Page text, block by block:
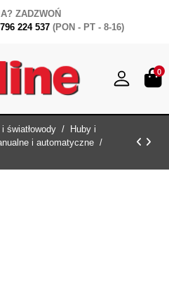
ZADZWOŃ
796 224 537 (PON - PT - 8-16)
0
światłowody
Huby i
i automatyczne